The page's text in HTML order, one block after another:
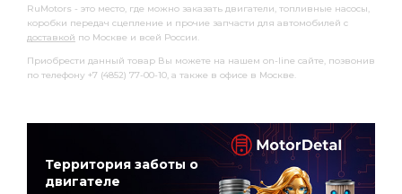
RuMotors - это место, где можно заказать двигатели, топливные насосы,
коробки передач сцепление и прочие запчасти для автомобилей с
доставкой по Москве и всей России.
Приобрести данный товар Вы можете на нашем on-line сайте, позвонив
по телефону +7 (4852) 77-00-10, а также в офисе в Москве.
Территория заботы о
двигателе